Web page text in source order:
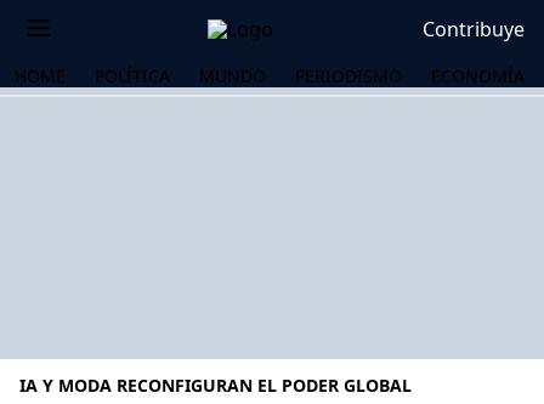
Contribuye
HOME POLÍTICA MUNDO PERIODISMO ECONOMÍA
IA Y MODA RECONFIGURAN EL PODER GLOBAL